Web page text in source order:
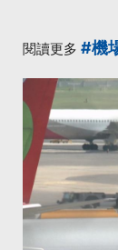
閱讀更多 #機